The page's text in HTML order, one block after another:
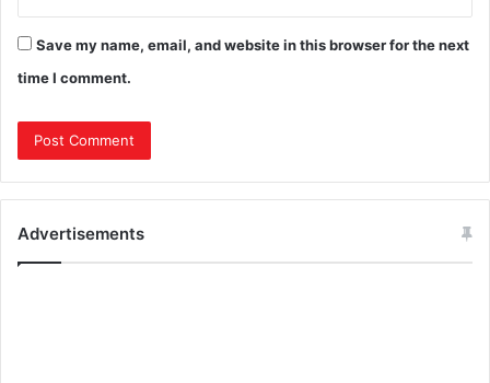
Save my name, email, and website in this browser for the next
time I comment.
Advertisements